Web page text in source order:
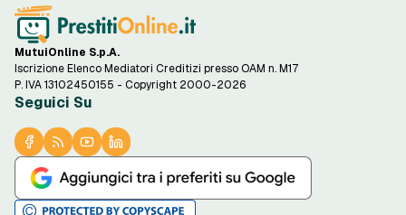
MutuiOnline S.p.A.
Iscrizione Elenco Mediatori Creditizi presso OAM n. M17
P. IVA 13102450155 - Copyright 2000-2026
Seguici Su